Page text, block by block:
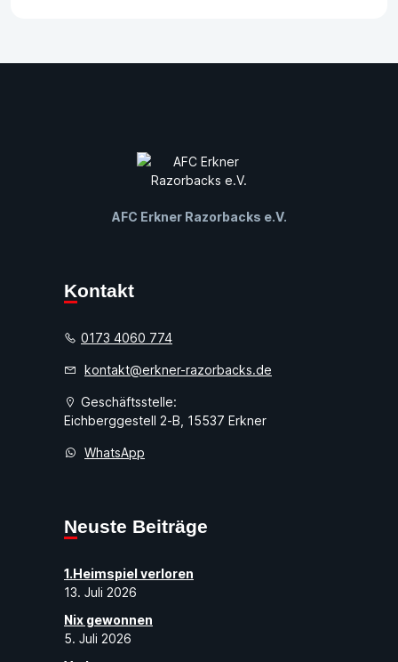
AFC Erkner Razorbacks e.V.
Kontakt
0173 4060 774
kontakt@erkner-razorbacks.de
Geschäftsstelle:
Eichberggestell 2-B, 15537 Erkner
WhatsApp
Neuste Beiträge
1.Heimspiel verloren
13. Juli 2026
Nix gewonnen
5. Juli 2026